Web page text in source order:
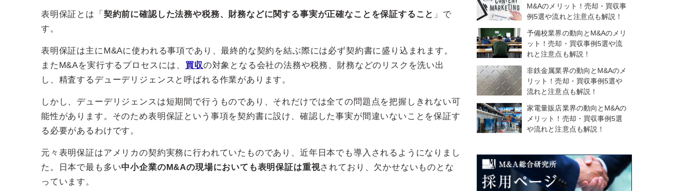
表明保証とは「 契約前に確認した法務や税務、財務などに関する事実が正確なことを保証すること 」で
す。
表明保証は主にM&Aに使われる事項であり、最終的な契約を結ぶ際には必ず契約書に盛り込まれます。
またM&Aを実行するプロセスには、 買収の対象となる会社の法務や税務、財務などのリスクを洗い出
し、精査するデューデリジェンスと呼ばれる作業があります。
しかし、デューデリジェンスは短期間で行うものであり、それだけでは全ての問題点を把握しきれない可
能性があります。そのため表明保証という事項を契約書に設け、確認した事実が間違いないことを保証す
る必要があるわけです。
元々表明保証はアメリカの契約実務に行われていたものであり、近年日本でも導入されるようになりまし
た。日本で最も多い中小企業のM&Aの現場においても表明保証は重視されており、欠かせないものとな
っています。
M&Aのメリット！売却・買収事
例5選や流れと注意点も解説！
予備校業界の動向とM&Aのメリ
ット！売却・買収事例5選や流
れと注意点も解説！
非鉄金属業界の動向とM&Aのメ
リット！売却・買収事例5選や
流れと注意点も解説！
家電量販店業界の動向とM&Aの
メリット！売却・買収事例5選
や流れと注意点も解説！